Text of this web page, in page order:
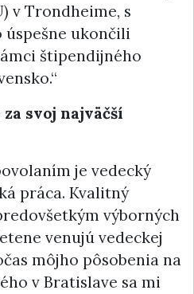
v Trondheime, s
úspešne ukončili
štipendijného
svoj najväčší
je vedecký
práca. Kvalitný
výborných
venujú vedeckej
môjho pôsobenia na
v Bratislave sa mi